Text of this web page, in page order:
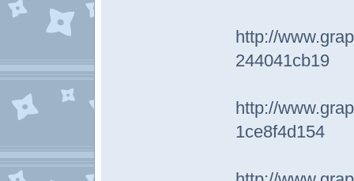
http://
244041cb19
http://
1ce8f4d154